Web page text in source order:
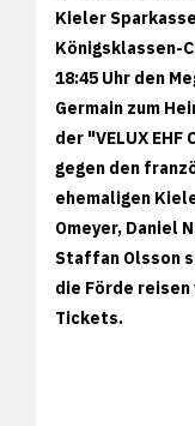
Kieler
Königsklassen-
18:45 Uhr den
Germain zum
der "VELUX
gegen den
ehemaligen
Omeyer, Daniel
Staffan Olsson
die Förde
Tickets.